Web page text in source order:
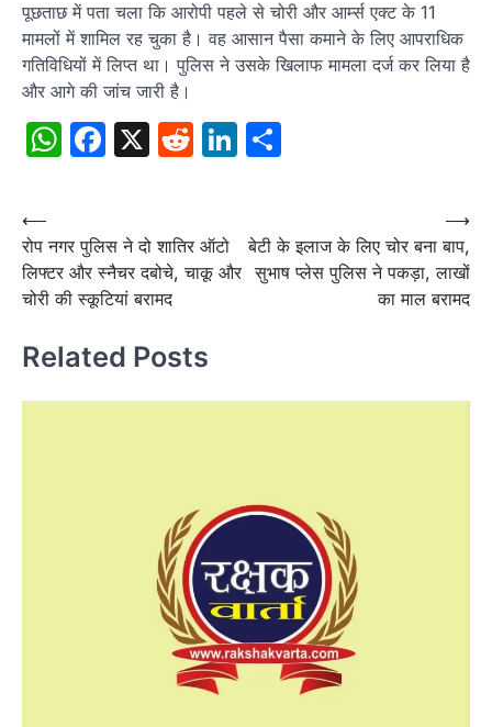
पूछताछ में पता चला कि आरोपी पहले से चोरी और आर्म्स एक्ट के 11
मामलों में शामिल रह चुका है। वह आसान पैसा कमाने के लिए आपराधिक
गतिविधियों में लिप्त था। पुलिस ने उसके खिलाफ मामला दर्ज कर लिया है
और आगे की जांच जारी है।
WhatsApp
Facebook
X RedditLinkedIn
Post
navigation
⟵
रोप नगर पुलिस ने दो शातिर ऑटो
लिफ्टर और स्नैचर दबोचे, चाकू और
चोरी की स्कूटियां बरामद
बेटी के इलाज के लिए चोर बना बाप,
सुभाष प्लेस पुलिस ने पकड़ा, लाखों
का माल बरामद
⟶
Related Posts